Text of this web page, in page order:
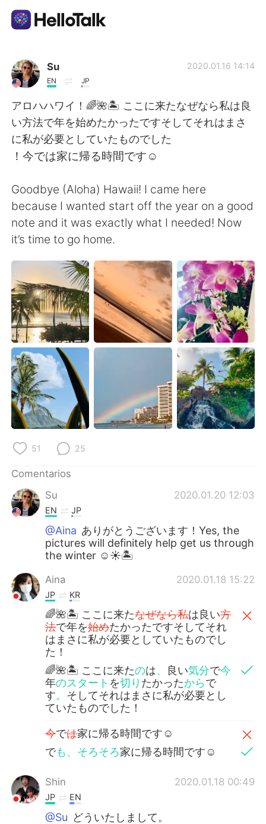
Aplicación de intercambio de idiomas
AI Grammar Checker
Español
繁體中文 العربية
Français Deutsch
한국어
Русский ไทย
Indonesia Italiano
Türkçe
Português
Su
EN JP
2020.01.16 14:14
アロハハワイ！🌈🌺🏝 ここに来たなぜなら私は良
い方法で年を始めたかったですそしてそれはまさ
に私が必要としていたものでした
！今では家に帰る時間です☺️
Goodbye (Aloha) Hawaii! I came here
because I wanted start off the year on a good
note and it was exactly what I needed! Now
it’s time to go home.
51 25
Comentarios
Su
2020.01.20 12:03
EN JP
@Aina ありがとうございます！Yes, the
pictures will definitely help get us through
the winter ☺️☀️🏝
Aina 2020.01.18 15:22
JP KR
🌈🌺🏝 ここに来たなぜなら私は良い方
法で年を始めたかったですそしてそれ
はまさに私が必要としていたものでし
た！
🌈🌺🏝 ここに来たのは、 良い気分で今
年のスタート を切り たかったからで
す。 そしてそれはまさに私が必要とし
ていたものでした！
今では家に帰る時間です☺️
でも、そろそろ家に帰る時間です☺️
Shin 2020.01.18 00:49
JP EN
@Su どういたしまして。